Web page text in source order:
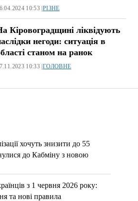
хочуть знизити до 55
до Кабміну з новою
з 1 червня 2026 року:
та нові правила
10:53 | РІЗНЕ
Кіровоградщині ліквідують
негоди: ситуація в
станом на ранок
10:33 | ГОЛОВНЕ